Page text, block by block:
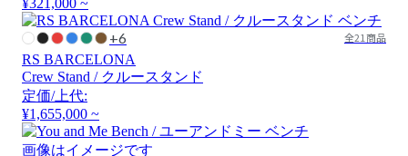
¥321,000 ~
+6 全21商品
RS BARCELONA
Crew Stand / クルースタンド
定価/上代:
¥1,655,000 ~
画像はイメージです